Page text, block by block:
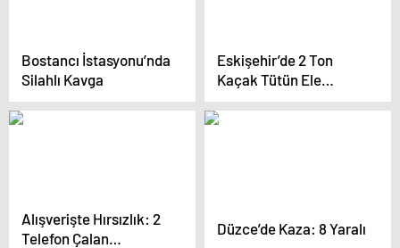
Bostancı İstasyonu’nda
Silahlı Kavga
Eskişehir’de 2 Ton
Kaçak Tütün Ele
Geçirildi
Alışverişte Hırsızlık: 2
Telefon Çalan
Düzce’de Kaza: 8 Yaralı